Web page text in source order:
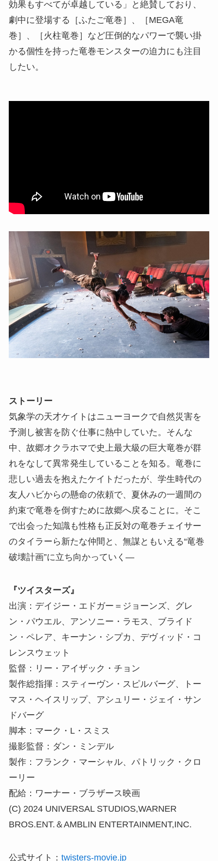
効果もすべてが卓越している」と絶賛しており、
劇中に登場する［ふたご竜巻］、［MEGA竜
巻］、［火柱竜巻］など圧倒的なパワーで襲い掛
かる個性を持った竜巻モンスターの迫力にも注目
したい。
ストーリー
気象学の天才ケイトはニューヨークで自然災害を
予測し被害を防ぐ仕事に熱中していた。そんな
中、故郷オクラホマで史上最大級の巨大竜巻が群
れをなして異常発生していることを知る。竜巻に
悲しい過去を抱えたケイトだったが、学生時代の
友人ハビからの懸命の依頼で、夏休みの一週間の
約束で竜巻を倒すために故郷へ戻ることに。そこ
で出会った知識も性格も正反対の竜巻チェイサー
のタイラーら新たな仲間と、無謀ともいえる“竜巻
破壊計画”に立ち向かっていく―
『ツイスターズ』
出演：デイジー・エドガー＝ジョーンズ、グレ
ン・パウエル、アンソニー・ラモス、ブライド
ン・ペレア、キーナン・シプカ、デヴィッド・コ
レンスウェット
監督：リー・アイザック・チョン
製作総指揮：スティーヴン・スピルバーグ、トー
マス・ヘイスリップ、アシュリー・ジェイ・サン
ドバーグ
脚本：マーク・L・スミス
撮影監督：ダン・ミンデル
製作：フランク・マーシャル、パトリック・クロ
ーリー
配給：ワーナー・ブラザース映画
(C) 2024 UNIVERSAL STUDIOS,WARNER
BROS.ENT.＆AMBLIN ENTERTAINMENT,INC.
公式サイト： twisters-movie.jp